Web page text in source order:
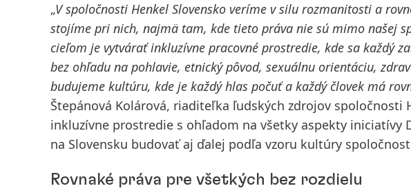
„V spoločnosti Henkel Slovensko veríme v silu rozmanitosti a
stojíme pri nich, najmä tam, kde tieto práva nie sú mimo našej
cieľom je vytvárať inkluzívne pracovné prostredie, kde sa každý
bez ohľadu na pohlavie, etnický pôvod, sexuálnu orientáciu,
budujeme kultúru, kde je každý hlas počuť a každý človek má
Štepánová Kolárová, riaditeľka ľudských zdrojov spoločnosti
inkluzívne prostredie s ohľadom na všetky aspekty iniciatívy
na Slovensku budovať aj ďalej podľa vzoru kultúry
Rovnaké práva pre všetkých bez rozdielu